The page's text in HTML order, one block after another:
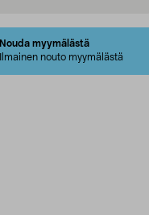
Nouda myymälästä
Ilmainen nouto myymälästä